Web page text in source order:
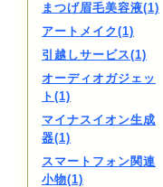
まつげ眉毛美容液(1)
アートメイク(1)
引越しサービス(1)
オーディオガジェッ
ト(1)
マイナスイオン生成
器(1)
スマートフォン関連
小物(1)